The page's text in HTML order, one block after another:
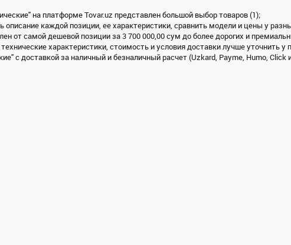
на платформе Tovar.uz представлен большой выбор товаров (1);
каждой позиции, ее характеристики, сравнить модели и цены у
от самой дешевой позиции за 3 700 000,00 сум до более дорогих и
характеристики, стоимость и условия доставки лучше уточнить у
с доставкой за наличный и безналичный расчет (Uzkard, Payme, Humo, Click